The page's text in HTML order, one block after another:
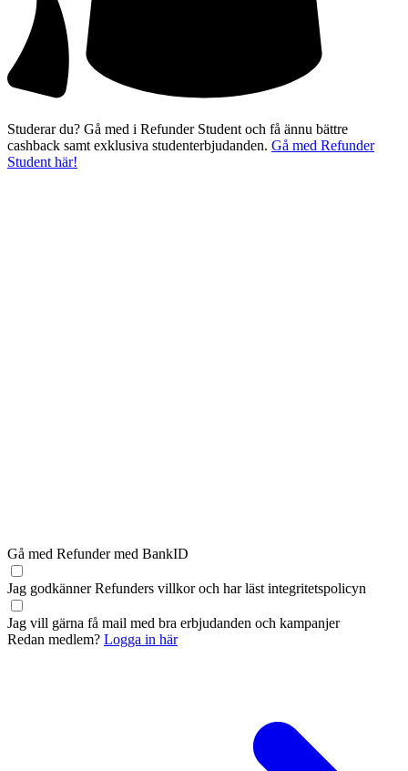
Studerar du? Gå med i Refunder Student och få ännu bättre
cashback samt exklusiva studenterbjudanden. Gå med Refunder
Student här!
Gå med Refunder med BankID
Jag godkänner Refunders villkoroch har läst integritetspolicyn
Jag vill gärna få mail med bra erbjudanden och kampanjer
Redan medlem? Logga in här